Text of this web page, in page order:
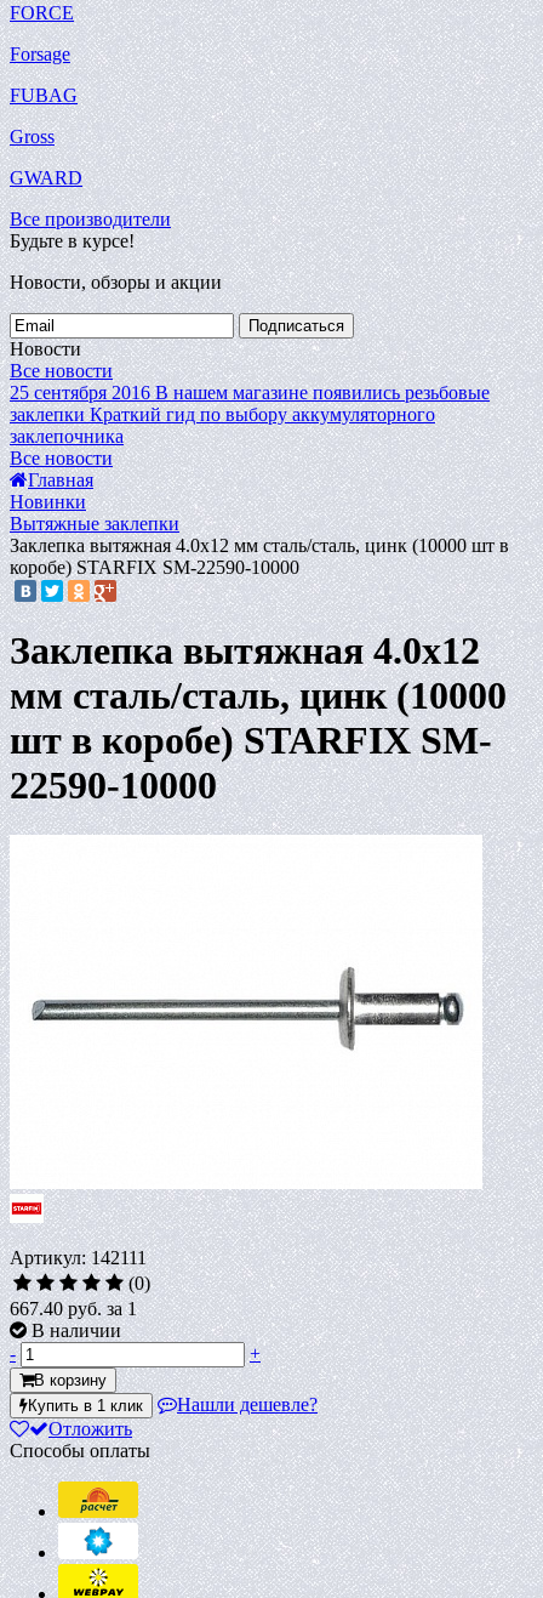
FORCE
Forsage
FUBAG
Gross
GWARD
Все производители
Будьте в курсе!
Новости, обзоры и акции
Подписаться
Новости
Все новости
25 сентября 2016 В нашем магазине появились резьбовые
заклепки Краткий гид по выбору аккумуляторного
заклепочника
Все новости
Главная
Новинки
Вытяжные заклепки
Заклепка вытяжная 4.0х12 мм сталь/сталь, цинк (10000 шт в
коробе) STARFIX SM-22590-10000
Заклепка вытяжная 4.0х12
мм сталь/сталь, цинк (10000
шт в коробе) STARFIX SM-
22590-10000
Артикул: 142111
(0)
667.40 руб.за 1
В наличии
-
+
В корзину
Купить в 1 клик
Нашли дешевле?
Отложить
Способы оплаты